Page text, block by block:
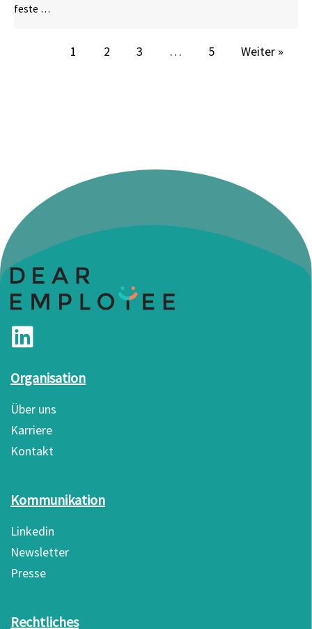
feste …
1 2 3 … 5 Weiter »
Organisation
Über uns
Karriere
Kontakt
Kommunikation
Linkedin
Newsletter
Presse
Rechtliches